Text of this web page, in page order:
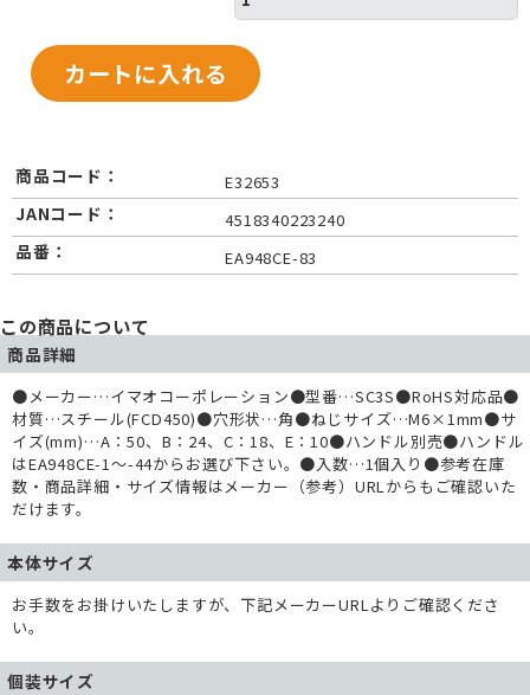
商品コード： E32653
JANコード： 4518340223240
品番： EA948CE-83
この商品について
商品詳細
●メーカー…イマオコーポレーション●型番…SC3S●RoHS対応品●
材質…スチール(FCD450)●穴形状…角●ねじサイズ…M6×1mm●サ
イズ(mm)…A：50、B：24、C：18、E：10●ハンドル別売●ハンドル
はEA948CE-1～-44からお選び下さい。●入数…1個入り●参考在庫
数・商品詳細・サイズ情報はメーカー（参考）URLからもご確認いた
だけます。
本体サイズ
お手数をお掛けいたしますが、下記メーカーURLよりご確認くださ
い。
個装サイズ